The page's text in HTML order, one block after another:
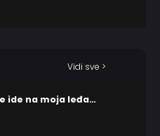
Vidi sve >
ide na moja leđa…